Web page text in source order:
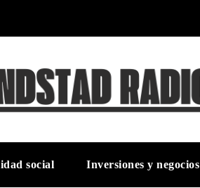
social Inversiones y negocios